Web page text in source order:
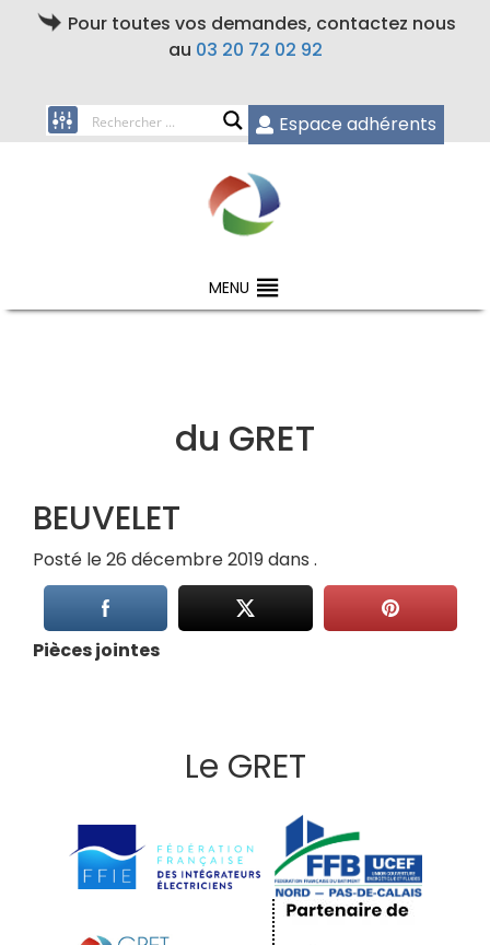
Pour toutes vos demandes, contactez nous
au 03 20 72 02 92
Espace adhérents
MENU
du GRET
BEUVELET
Posté le 26 décembre 2019 dans .
Pièces jointes
Le GRET